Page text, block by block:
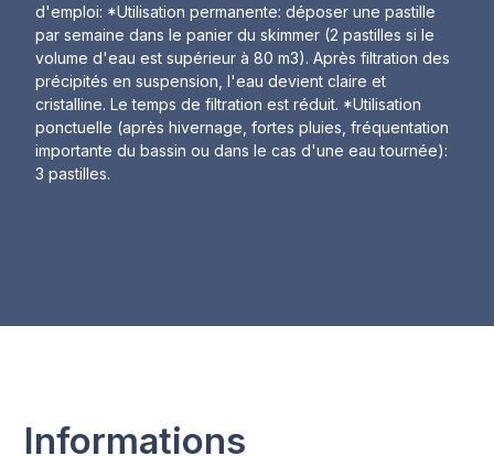
d'emploi: *Utilisation permanente: déposer une pastille
par semaine dans le panier du skimmer (2 pastilles si le
volume d'eau est supérieur à 80 m3). Après filtration des
précipités en suspension, l'eau devient claire et
cristalline. Le temps de filtration est réduit. *Utilisation
ponctuelle (après hivernage, fortes pluies, fréquentation
importante du bassin ou dans le cas d'une eau tournée):
3 pastilles.
Informations